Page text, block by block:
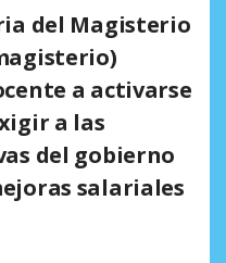
del Magisterio
a activarse
a las
del gobierno
salariales